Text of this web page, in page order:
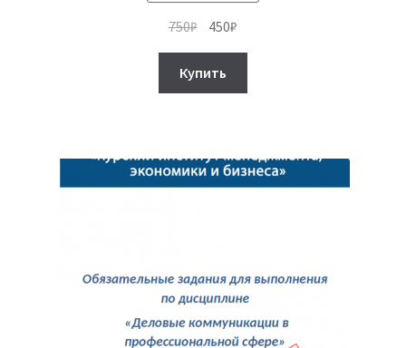
750₽ Первоначальная
цена
составляла
750₽.
450₽
цена:
Купить